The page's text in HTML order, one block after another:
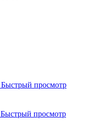
Быстрый просмотр
Быстрый просмотр